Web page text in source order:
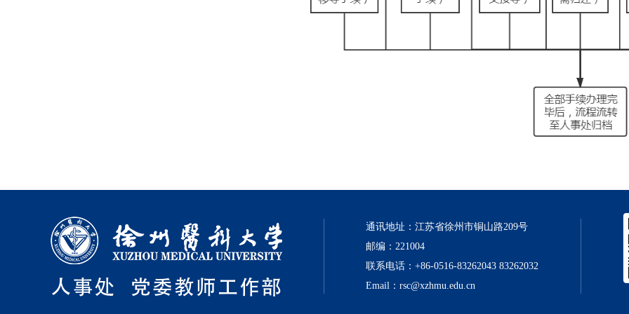
通讯地址：江苏省徐州市铜山路209号
邮编：221004
联系电话：+86-0516-83262043 83262032
Email：rsc@xzhmu.edu.cn